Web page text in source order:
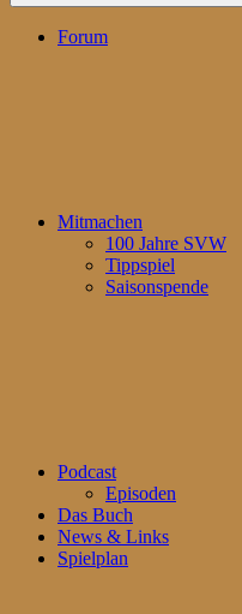
Forum
Mitmachen
100 Jahre SVW
Tippspiel
Saisonspende
Podcast
Episoden
Das Buch
News & Links
Spielplan